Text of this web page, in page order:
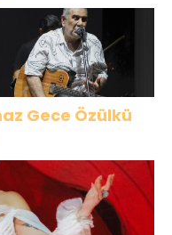
Özülkü